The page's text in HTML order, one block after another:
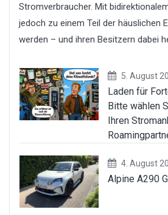
Stromverbraucher. Mit
jedoch zu einem Teil der häuslichen
werden – und ihren Besitzern dabei
5. August
Laden für
Bitte wählen
Ihren
4. August
Alpine A290